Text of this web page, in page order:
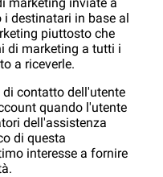
destinatari in base al
piuttosto che
di marketing a tutti i
a riceverle.
contatto dell'utente
quando l'utente
dell'assistenza
di questa
interesse a fornire